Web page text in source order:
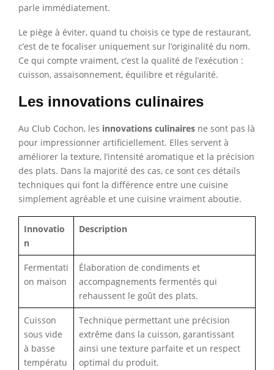
parle immédiatement.
Le piège à éviter, quand tu choisis ce type de restaurant,
c’est de te focaliser uniquement sur l’originalité du nom.
Ce qui compte vraiment, c’est la qualité de l’exécution :
cuisson, assaisonnement, équilibre et régularité.
Les innovations culinaires
Au Club Cochon, les innovations culinaires ne sont pas là
pour impressionner artificiellement. Elles servent à
améliorer la texture, l’intensité aromatique et la précision
des plats. Dans la majorité des cas, ce sont ces détails
techniques qui font la différence entre une cuisine
simplement agréable et une cuisine vraiment aboutie.
Innovatio
n
Description
Fermentati
on maison
Élaboration de condiments et
accompagnements fermentés qui
rehaussent le goût des plats.
Cuisson
sous vide
à basse
températu
Technique permettant une précision
extrême dans la cuisson, garantissant
ainsi une texture parfaite et un respect
optimal du produit.